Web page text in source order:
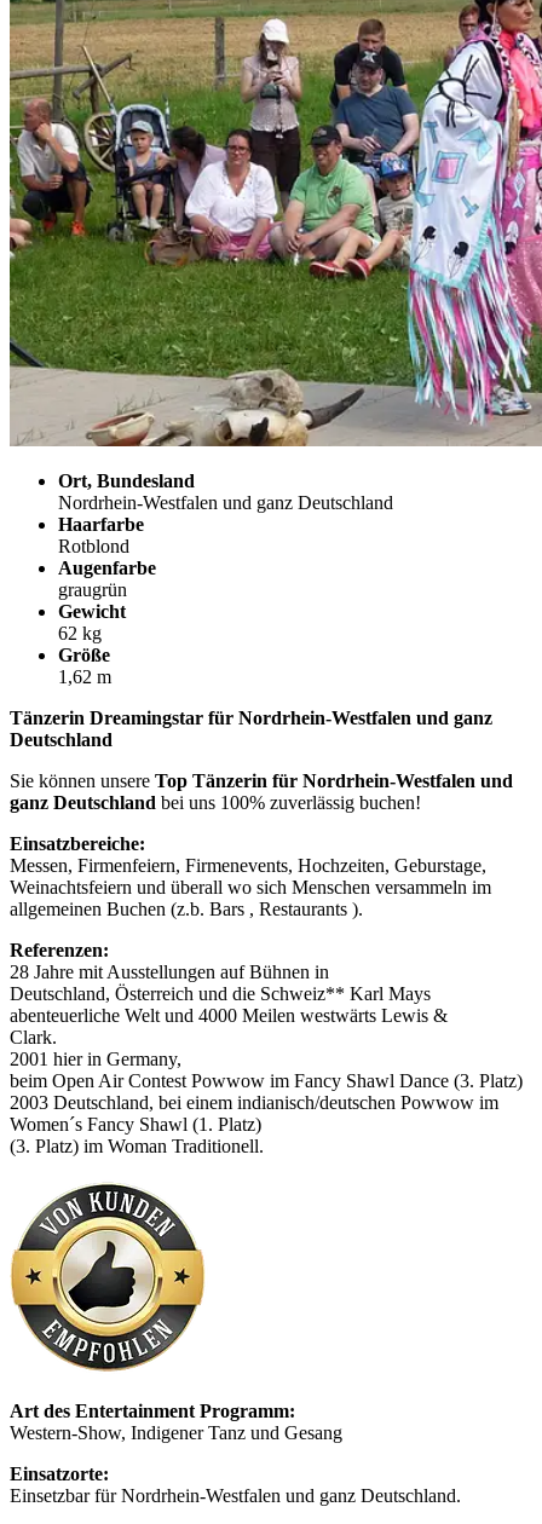
Ort, Bundesland
Nordrhein-Westfalen und ganz Deutschland
Haarfarbe
Rotblond
Augenfarbe
graugrün
Gewicht
62 kg
Größe
1,62 m
Tänzerin Dreamingstar für Nordrhein-Westfalen und ganz
Deutschland
Sie können unsere Top Tänzerin für Nordrhein-Westfalen und
ganz Deutschland bei uns 100% zuverlässig buchen!
Einsatzbereiche:
Messen, Firmenfeiern, Firmenevents, Hochzeiten, Geburstage,
Weinachtsfeiern und überall wo sich Menschen versammeln im
allgemeinen Buchen (z.b. Bars , Restaurants ).
Referenzen:
28 Jahre mit Ausstellungen auf Bühnen in
Deutschland, Österreich und die Schweiz** Karl Mays
abenteuerliche Welt und 4000 Meilen westwärts Lewis &
Clark.
2001 hier in Germany,
beim Open Air Contest Powwow im Fancy Shawl Dance (3. Platz)
2003 Deutschland, bei einem indianisch/deutschen Powwow im
Women´s Fancy Shawl (1. Platz)
(3. Platz) im Woman Traditionell.
Art des Entertainment Programm:
Western-Show, Indigener Tanz und Gesang
Einsatzorte:
Einsetzbar für Nordrhein-Westfalen und ganz Deutschland.